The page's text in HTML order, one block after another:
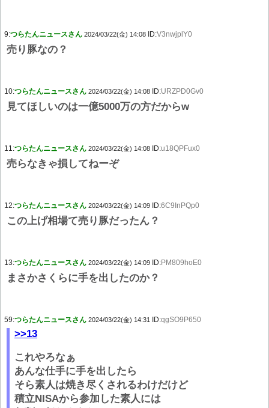
9:つらたんニュースさん 2024/03/22(金) 14:08 ID:V3nwjplY0
売り豚なの？
10:つらたんニュースさん 2024/03/22(金) 14:08 ID:URZPD0Gv0
見てほしいのは一億5000万の方だからw
11:つらたんニュースさん 2024/03/22(金) 14:08 ID:u18QPFux0
売らなきゃ損してねーぞ
12:つらたんニュースさん 2024/03/22(金) 14:09 ID:6C9InPQp0
この上げ相場て売り豚だったん？
13:つらたんニュースさん 2024/03/22(金) 14:09 ID:PM809hoE0
まさかさくらに手を出したのか？
59:つらたんニュースさん 2024/03/22(金) 14:31 ID:qgSO9P650
>>13
これやろなぁ
あんな仕手に手を出したら
そら素人は焼き尽くされるわけだけど
積立NISAから参加した素人には